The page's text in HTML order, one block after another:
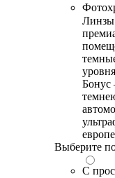
Линзы
Бонус
Выберите
С